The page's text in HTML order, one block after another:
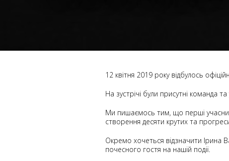
12 квітня 2019 року відбулось
На зустрічі були присутні команда
Ми пишаємось тим, що перші
створення десяти крутих та
Окремо хочеться відзначити Ірина
почесного гостя на нашій події.